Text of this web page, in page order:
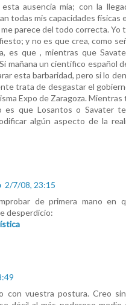
ausencia mía; con la
todas mis capacidades físicas
parece del todo correcta.
y no es que crea, como
es que , mientras que
mañana un científico español
esta barbaridad, pero si lo
trata de desgastar el
Expo de Zaragoza.
es que Losantos o Savater
algún aspecto de la
2/7/08, 23:15
de primera mano en
desperdicio:
con vuestra postura. Creo